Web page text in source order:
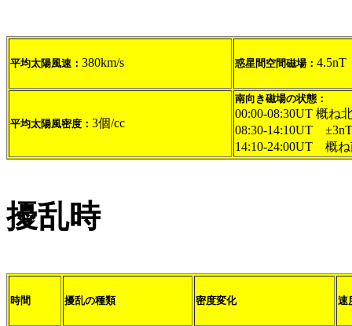
平均太陽風速： 380km/s 惑星間空間磁場： 4.5nT
平均太陽風密度： 3個/cc
南向き磁場の状態：
00:00-08:30UT 概ね
08:30-14:10UT
14:10-24:00UT 概
擾乱時
時間 擾乱の種類 密度変化 速